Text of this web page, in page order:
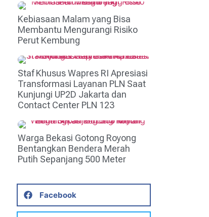
Kebiasaan Malam yang Bisa
Membantu Mengurangi Risiko
Perut Kembung
Staf Khusus Wapres RI Apresiasi
Transformasi Layanan PLN Saat
Kunjungi UP2D Jakarta dan
Contact Center PLN 123
Warga Bekasi Gotong Royong
Bentangkan Bendera Merah
Putih Sepanjang 500 Meter
Facebook